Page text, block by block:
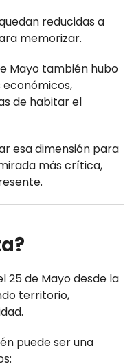
reducidas a
memorizar.
Mayo también hubo
de habitar el
esa dimensión para
más crítica,
25 de Mayo desde la
territorio,
puede ser una